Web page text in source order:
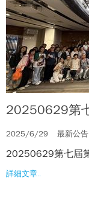
20250629第
2025/6/29 最新公告
20250629第七屆
詳細文章..